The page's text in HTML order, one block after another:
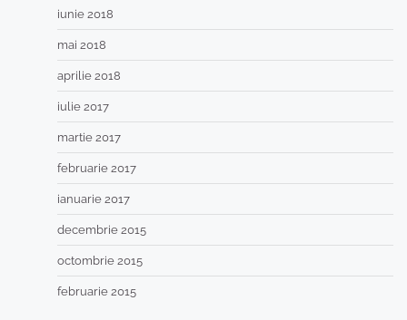
iunie 2018
mai 2018
aprilie 2018
iulie 2017
martie 2017
februarie 2017
ianuarie 2017
decembrie 2015
octombrie 2015
februarie 2015